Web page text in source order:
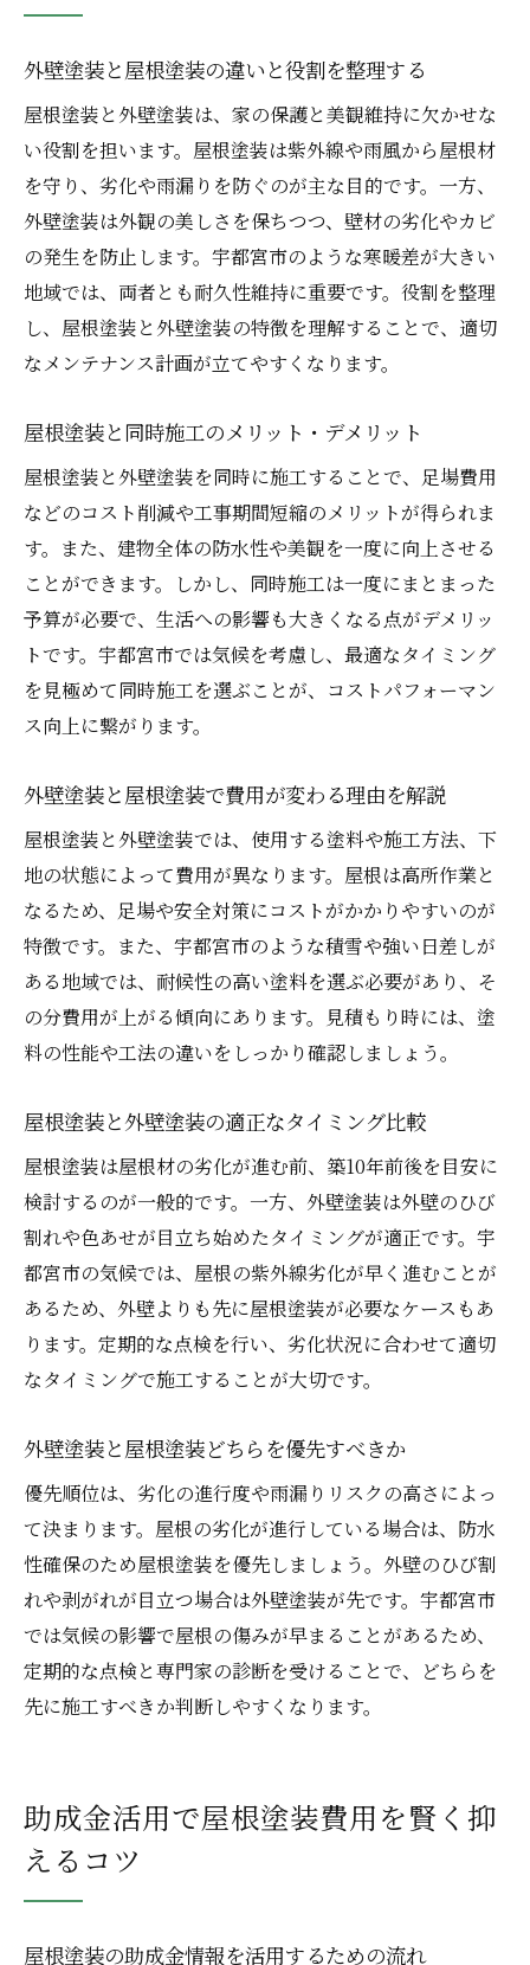
外壁塗装と屋根塗装の違いと役割を整理する
屋根塗装と外壁塗装は、家の保護と美観維持に欠かせな
い役割を担います。屋根塗装は紫外線や雨風から屋根材
を守り、劣化や雨漏りを防ぐのが主な目的です。一方、
外壁塗装は外観の美しさを保ちつつ、壁材の劣化やカビ
の発生を防止します。宇都宮市のような寒暖差が大きい
地域では、両者とも耐久性維持に重要です。役割を整理
し、屋根塗装と外壁塗装の特徴を理解することで、適切
なメンテナンス計画が立てやすくなります。
屋根塗装と同時施工のメリット・デメリット
屋根塗装と外壁塗装を同時に施工することで、足場費用
などのコスト削減や工事期間短縮のメリットが得られま
す。また、建物全体の防水性や美観を一度に向上させる
ことができます。しかし、同時施工は一度にまとまった
予算が必要で、生活への影響も大きくなる点がデメリッ
トです。宇都宮市では気候を考慮し、最適なタイミング
を見極めて同時施工を選ぶことが、コストパフォーマン
ス向上に繋がります。
外壁塗装と屋根塗装で費用が変わる理由を解説
屋根塗装と外壁塗装では、使用する塗料や施工方法、下
地の状態によって費用が異なります。屋根は高所作業と
なるため、足場や安全対策にコストがかかりやすいのが
特徴です。また、宇都宮市のような積雪や強い日差しが
ある地域では、耐候性の高い塗料を選ぶ必要があり、そ
の分費用が上がる傾向にあります。見積もり時には、塗
料の性能や工法の違いをしっかり確認しましょう。
屋根塗装と外壁塗装の適正なタイミング比較
屋根塗装は屋根材の劣化が進む前、築10年前後を目安に
検討するのが一般的です。一方、外壁塗装は外壁のひび
割れや色あせが目立ち始めたタイミングが適正です。宇
都宮市の気候では、屋根の紫外線劣化が早く進むことが
あるため、外壁よりも先に屋根塗装が必要なケースもあ
ります。定期的な点検を行い、劣化状況に合わせて適切
なタイミングで施工することが大切です。
外壁塗装と屋根塗装どちらを優先すべきか
優先順位は、劣化の進行度や雨漏りリスクの高さによっ
て決まります。屋根の劣化が進行している場合は、防水
性確保のため屋根塗装を優先しましょう。外壁のひび割
れや剥がれが目立つ場合は外壁塗装が先です。宇都宮市
では気候の影響で屋根の傷みが早まることがあるため、
定期的な点検と専門家の診断を受けることで、どちらを
先に施工すべきか判断しやすくなります。
助成金活用で屋根塗装費用を賢く抑
えるコツ
屋根塗装の助成金情報を活用するための流れ